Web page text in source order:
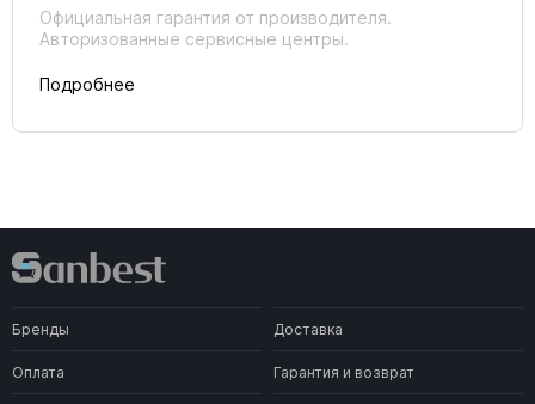
Официальная гарантия от производителя.
Авторизованные сервисные центры.
Подробнее
Бренды Доставка
Оплата Гарантия и возврат